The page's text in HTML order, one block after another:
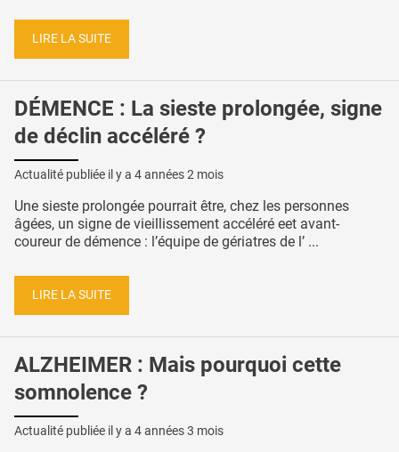
LIRE LA SUITE
DÉMENCE : La sieste prolongée, signe
de déclin accéléré ?
Actualité publiée il y a 4 années 2 mois
Une sieste prolongée pourrait être, chez les personnes
âgées, un signe de vieillissement accéléré eet avant-
coureur de démence : l’équipe de gériatres de l’ ...
LIRE LA SUITE
ALZHEIMER : Mais pourquoi cette
somnolence ?
Actualité publiée il y a 4 années 3 mois